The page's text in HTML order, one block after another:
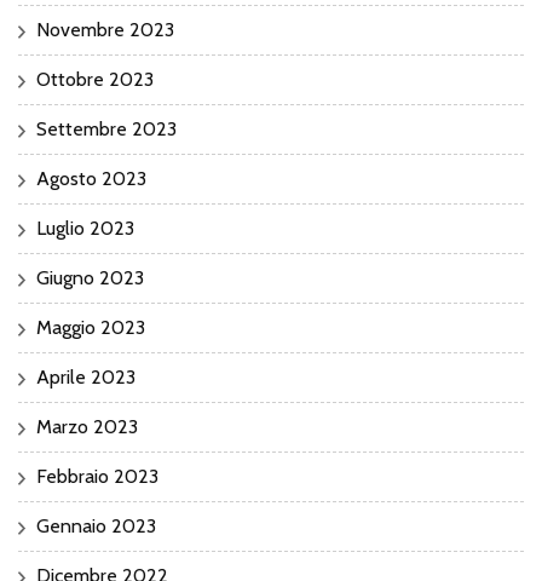
Novembre 2023
Ottobre 2023
Settembre 2023
Agosto 2023
Luglio 2023
Giugno 2023
Maggio 2023
Aprile 2023
Marzo 2023
Febbraio 2023
Gennaio 2023
Dicembre 2022